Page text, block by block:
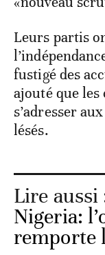
Leurs partis
fustigé des
ajouté que
s’adresser
lésés.
Lire aussi
Nigeria:
remporte